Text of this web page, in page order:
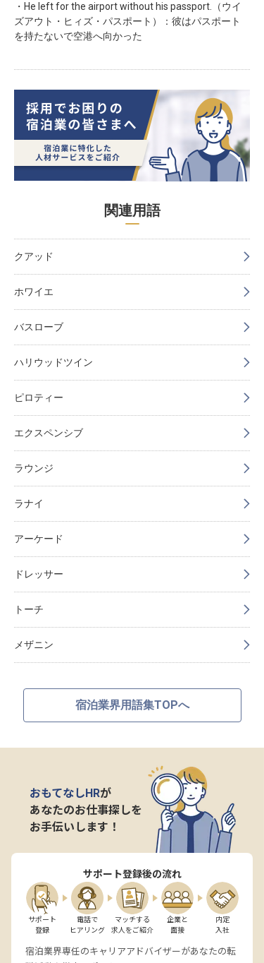
・He left for the airport without his passport.（ウイ
ズアウト・ヒィズ・パスポート）：彼はパスポート
を持たないで空港へ向かった
関連用語
クアッド
ホワイエ
バスローブ
ハリウッドツイン
ピロティー
エクスペンシブ
ラウンジ
ラナイ
アーケード
ドレッサー
トーチ
メザニン
宿泊業界用語集TOPへ
おもてなしHRが
あなたのお仕事探しを
お手伝いします！
サポート登録後の流れ
サポート
登録
電話で
ヒアリング
マッチする
求人をご紹介
企業と
面接
内定
入社
宿泊業界専任のキャリアアドバイザーがあなたの転